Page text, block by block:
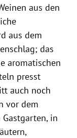
aus den
aus dem
das
aromatischen
presst
auch noch
vor dem
in